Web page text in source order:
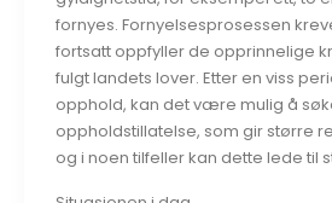
fornyes. Fornyelsesprosessen
fortsatt oppfyller de opprinnelige
fulgt landets lover. Etter en viss
opphold, kan det være mulig å
oppholdstillatelse, som gir større
og i noen tilfeller kan dette lede til